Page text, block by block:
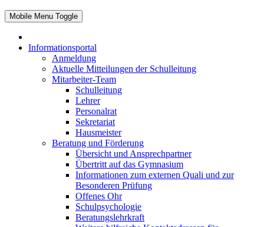
Mobile Menu Toggle
Informationsportal
Anmeldung
Aktuelle Mitteilungen der Schulleitung
Mitarbeiter-Team
Schulleitung
Lehrer
Personalrat
Sekretariat
Hausmeister
Beratung und Förderung
Übersicht und Ansprechpartner
Übertritt auf das Gymnasium
Informationen zum externen Quali und zur
Besonderen Prüfung
Offenes Ohr
Schulpsychologie
Beratungslehrkraft